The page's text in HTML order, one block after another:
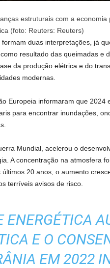
estruturais com a
(foto: Reuters: Reuters)
duas interpretações, já
resultado das queimadas e
da produção elétrica e do
modernas.
Europeia informaram que 2024
para encontrar inundações,
Mundial, acelerou o
A concentração na atmosfera
20 anos, o aumento
terríveis avisos de risco.
ENERGÉTICA
E O
EM 2022